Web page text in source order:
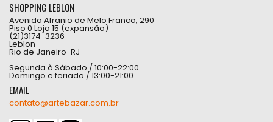
SHOPPING LEBLON
Avenida Afranio de Melo Franco, 290
Piso 0 Loja 15 (expansão)
(21)3174-3236
Leblon
Rio de Janeiro-RJ
Segunda à Sábado / 10:00-22:00
Domingo e feriado / 13:00-21:00
EMAIL
contato@artebazar.com.br